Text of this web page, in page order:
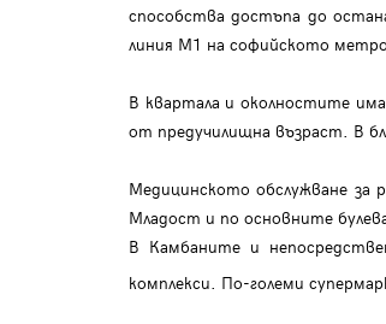
способства достъпа до
линия M1 на софийското
В квартала и околностите
от предучилищна възраст. В
Медицинското обслужване за
Младост и по основните
В Камбаните и
комплекси. По-големи